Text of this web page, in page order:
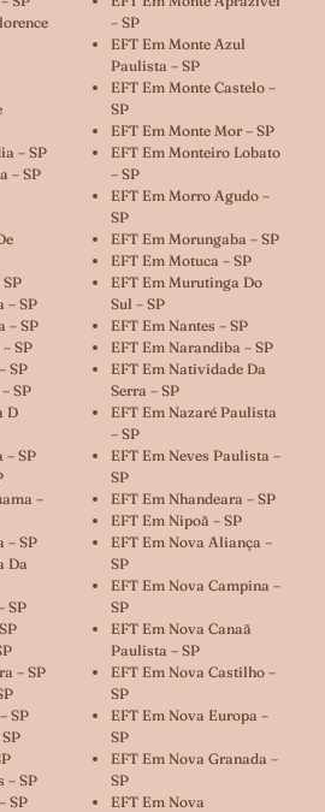
– SP
– SP
– SP
– SP
SP
SP
SP
D
– SP
–
– SP
Da
SP
– SP
SP
– SP
SP
– SP
EFT Em Monte Azul
Paulista – SP
EFT Em Monte Castelo –
SP
EFT Em Monte Mor – SP
EFT Em Monteiro Lobato
– SP
EFT Em Morro Agudo –
SP
EFT Em Morungaba – SP
EFT Em Motuca – SP
EFT Em Murutinga Do
Sul – SP
EFT Em Nantes – SP
EFT Em Narandiba – SP
EFT Em Natividade Da
Serra – SP
EFT Em Nazaré Paulista
– SP
EFT Em Neves Paulista –
SP
EFT Em Nhandeara – SP
EFT Em Nipoã – SP
EFT Em Nova Aliança –
SP
EFT Em Nova Campina –
SP
EFT Em Nova Canaã
Paulista – SP
EFT Em Nova Castilho –
SP
EFT Em Nova Europa –
SP
EFT Em Nova Granada –
SP
EFT Em Nova